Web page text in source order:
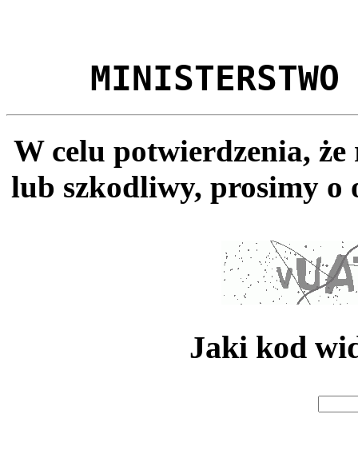
MINISTERSTWO
W celu potwierdzenia,
lub szkodliwy, prosimy o
Jaki kod